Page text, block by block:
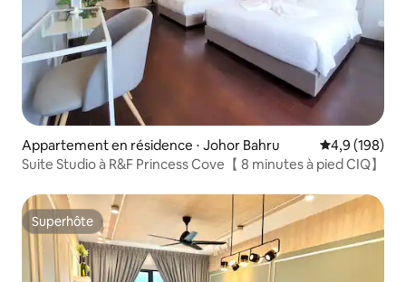
Appartement en résidence ⋅ Johor Bahru Évaluation
4,9 (198)
Suite Studio à R&F Princess Cove【 8 minutes à pied CIQ】
Superhôte
Superhôte